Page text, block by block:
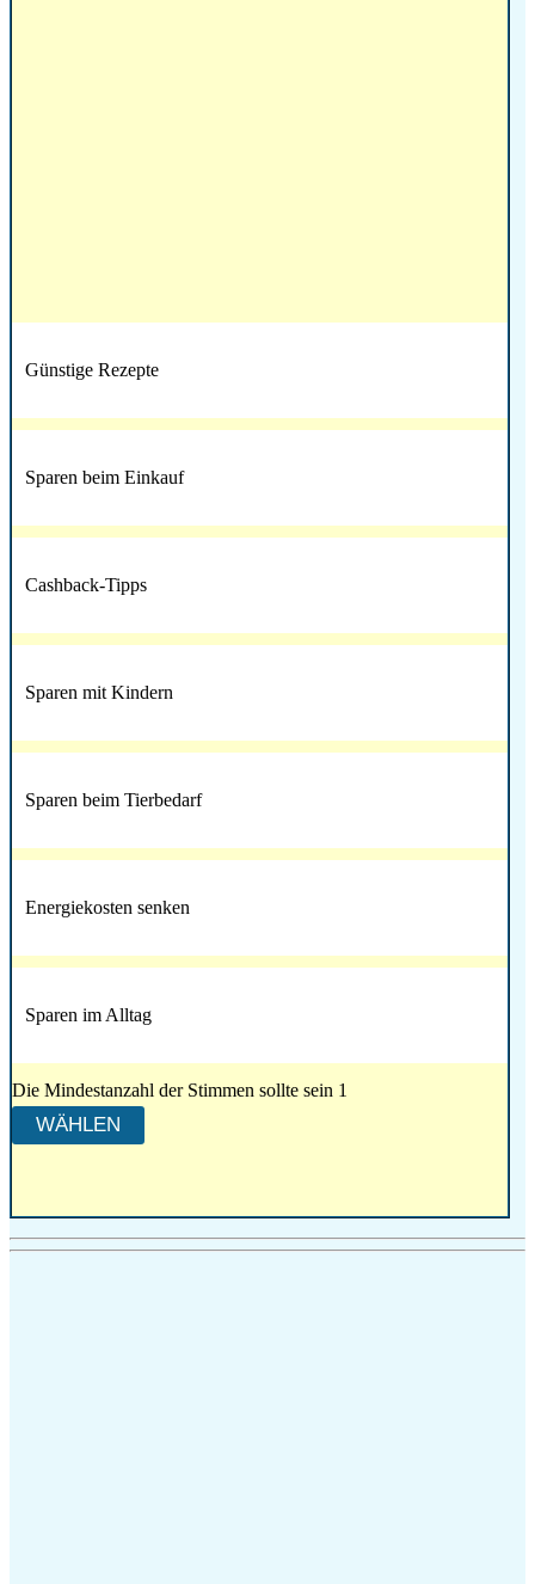
Günstige Rezepte
Sparen beim Einkauf
Cashback-Tipps
Sparen mit Kindern
Sparen beim Tierbedarf
Energiekosten senken
Sparen im Alltag
Die Mindestanzahl der Stimmen sollte sein 1